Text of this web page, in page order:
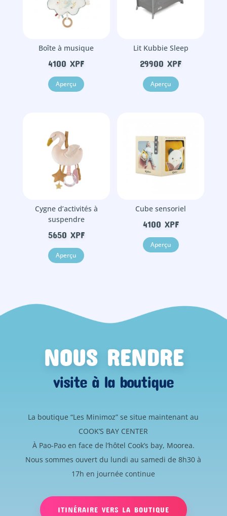
Boîte à musique
4100XPF
Aperçu
Lit Kubbie Sleep
29900XPF
Aperçu
Cygne d’activités à
suspendre
5650 XPF
Aperçu
Cube sensoriel
4100 XPF
Aperçu
NOUS RENDRE
visite à la boutique
La boutique “Les Minimoz” se situe maintenant au
COOK’S BAY CENTER
À Pao-Pao en face de l’hôtel Cook’s bay, Moorea.
Nous sommes ouvert du lundi au samedi de 8h30 à
17h en journée continue
ITINÉRAIRE VERS LA BOUTIQUE